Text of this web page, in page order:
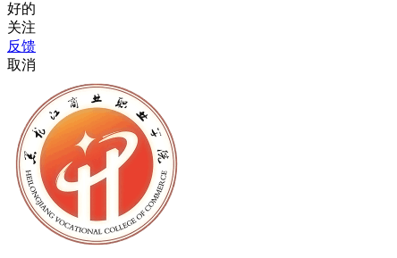
好的
关注
反馈
取消